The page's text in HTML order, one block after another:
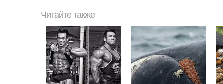
Читайте также